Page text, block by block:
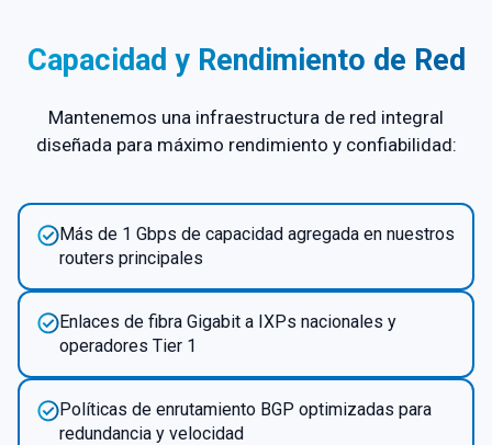
Capacidad y Rendimiento de Red
Mantenemos una infraestructura de red integral
diseñada para máximo rendimiento y confiabilidad:
Más de 1 Gbps de capacidad agregada en nuestros
routers principales
Enlaces de fibra Gigabit a IXPs nacionales y
operadores Tier 1
Políticas de enrutamiento BGP optimizadas para
redundancia y velocidad